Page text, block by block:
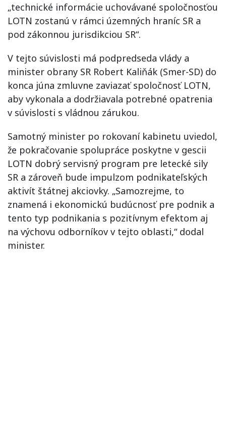
„technické informácie uchovávané spoločnosťou
LOTN zostanú v rámci územných hraníc SR a
pod zákonnou jurisdikciou SR“.
V tejto súvislosti má podpredseda vlády a
minister obrany SR Robert Kaliňák (Smer-SD) do
konca júna zmluvne zaviazať spoločnosť LOTN,
aby vykonala a dodržiavala potrebné opatrenia
v súvislosti s vládnou zárukou.
Samotný minister po rokovaní kabinetu uviedol,
že pokračovanie spolupráce poskytne v gescii
LOTN dobrý servisný program pre letecké sily
SR a zároveň bude impulzom podnikateľských
aktivít štátnej akciovky. „Samozrejme, to
znamená i ekonomickú budúcnosť pre podnik a
tento typ podnikania s pozitívnym efektom aj
na výchovu odborníkov v tejto oblasti,“ dodal
minister.